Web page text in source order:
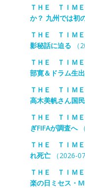
ＴＨＥ ＴＩＭ
か？ 九州では初
ＴＨＥ ＴＩＭ
影秘話に迫る （
ＴＨＥ ＴＩＭ
部寛＆ドラム生
ＴＨＥ ＴＩＭ
高木美帆さん国
ＴＨＥ ＴＩＭ
ぎFIFAが調査へ
ＴＨＥ ＴＩＭ
れ死亡（2026-
ＴＨＥ ＴＩＭ
楽の日ミセス・